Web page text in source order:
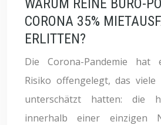
WARUM REINE BÜRO-
CORONA 35%
ERLITTEN?
Die Corona-Pandemie hat
Risiko offengelegt, das viele
unterschätzt hatten: die
innerhalb einer einzigen